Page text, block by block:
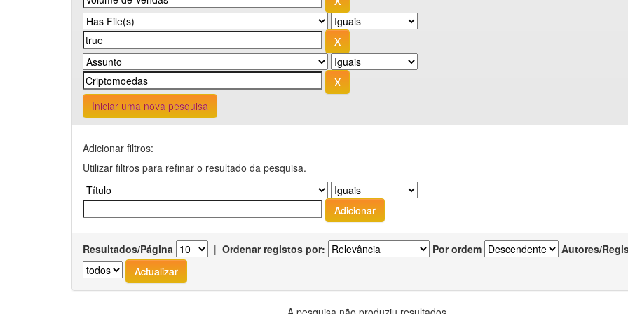
Iniciar uma nova pesquisa
Adicionar filtros:
Utilizar filtros para refinar o resultado da pesquisa.
Resultados/Página | Ordenar registos por: Por ordem Autores/